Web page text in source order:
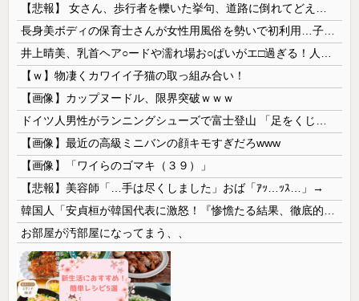
【ｗ】物凄くカワイイ子猫の取っ組み合い！
【画像】カップヌードル、限界突破ｗｗｗ
【画像】最近の高級ミニバンの顔キモすぎだろwww
【画像】「ワイらのゴマキ（３９）」
【悲報】美容師「…手は尽くしました」おば「ｱｯ…ｯｽ…」→
お部屋が汚部屋になってまう、、